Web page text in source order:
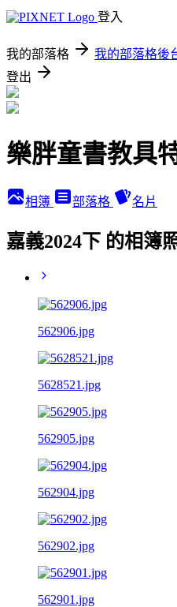
登入
我的部落格 我的部落格後
登出
樂胖童書教具
相簿 部落格 名片
嘉義2024下 的相簿
562906.jpg
5628521.jpg
562905.jpg
562904.jpg
562902.jpg
562901.jpg